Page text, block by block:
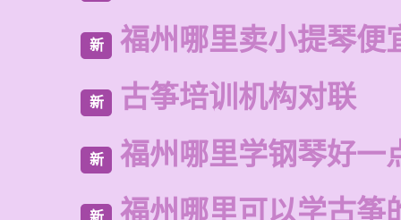
新 福州哪里卖小提琴便
新 古筝培训机构对联
新 福州哪里学钢琴好一
新 福州哪里可以学古筝